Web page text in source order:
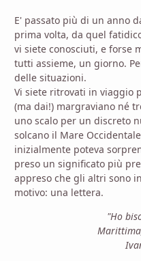
E' passato più di un anno
prima volta, da quel
vi siete conosciuti, e forse
tutti assieme, un giorno.
delle situazioni.
Vi siete ritrovati in viaggio
(ma dai!) margraviano né
uno scalo per un discreto
solcano il Mare
inizialmente poteva
preso un significato più
appreso che gli altri sono
motivo: una lettera.
"Ho